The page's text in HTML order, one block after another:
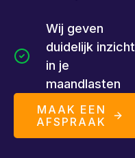
Wij geven
duidelijk inzicht
in je
maandlasten
MAAK EEN
AFSPRAAK